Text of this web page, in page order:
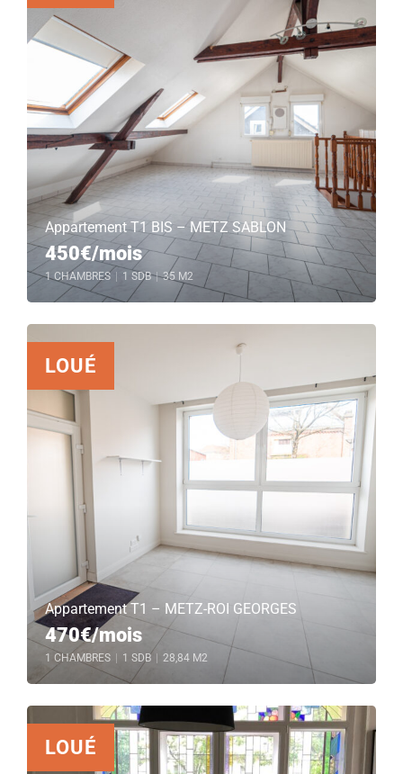
Appartement T1 BIS – METZ SABLON
450€/mois
1 CHAMBRES 1 SDB | 35 M2
LOUÉ
Appartement T1 – METZ-ROI GEORGES
470€/mois
1 CHAMBRES 1 SDB 28,84 M2
LOUÉ